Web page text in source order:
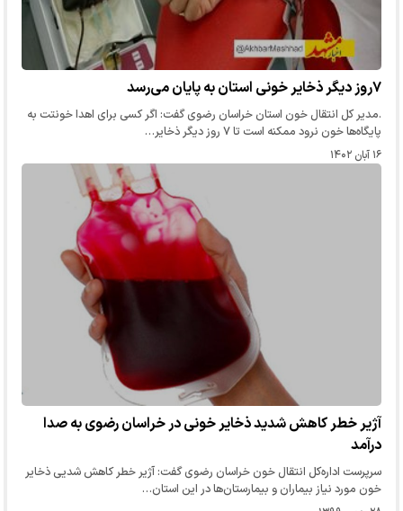
۷روز دیگر ذخایر خونی استان به پایان می‌رسد
.مدیر کل انتقال خون استان خراسان رضوی گفت: اگر کسی برای اهدا خونتت به
پایگاه‌ها خون نرود ممکنه است تا ۷ روز دیگر ذخایر…
۱۶ آبان ۱۴۰۲
آژیر خطر کاهش شدید ذخایر خونی در خراسان رضوی به صدا
درآمد
سرپرست اداره‌کل انتقال خون خراسان رضوی گفت: آژیر خطر کاهش شدیی ذخایر
خون مورد نیاز بیماران و بیمارستان‌ها در این استان…